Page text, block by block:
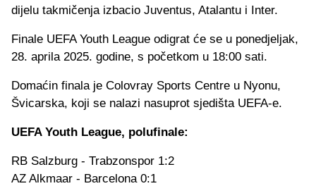
dijelu takmičenja izbacio Juventus, Atalantu i Inter.
Finale UEFA Youth League odigrat će se u ponedjeljak,
28. aprila 2025. godine, s početkom u 18:00 sati.
Domaćin finala je Colovray Sports Centre u Nyonu,
Švicarska, koji se nalazi nasuprot sjedišta UEFA-e.
UEFA Youth League, polufinale:
RB Salzburg - Trabzonspor 1:2
AZ Alkmaar - Barcelona 0:1